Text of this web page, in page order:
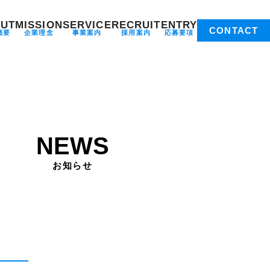
要
MISSION
企業理念
SERVICE
事業案内
RECRUIT
採用案内
ENTRY
応募要項 CONTACT
NEWS
お知らせ